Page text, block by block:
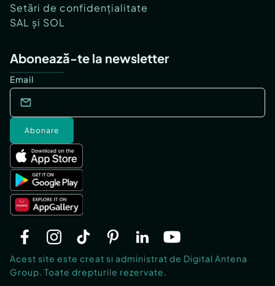
Setări de confidențialitate
SAL și SOL
Abonează-te la newsletter
Email
Abonare
Acest site este creat si administrat de Digital Antena
Group. Toate drepturile rezervate.